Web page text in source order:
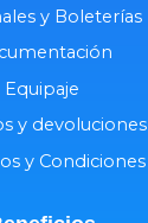
y Boleterías
Equipaje
y devoluciones
y Condiciones